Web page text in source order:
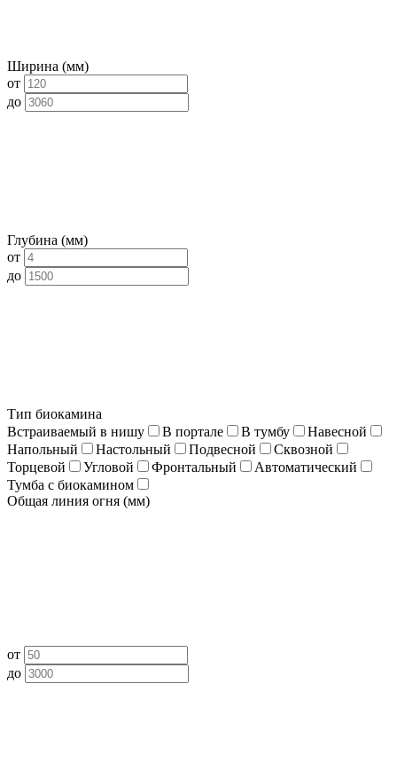
Ширина (мм)
от
до
Глубина (мм)
от
до
Тип биокамина
Встраиваемый в нишу
В портале В тумбу
Навесной
Напольный
Настольный Подвесной
Сквозной
Торцевой
Угловой Фронтальный
Автоматический
Тумба с биокамином
Общая линия огня (мм)
от
до